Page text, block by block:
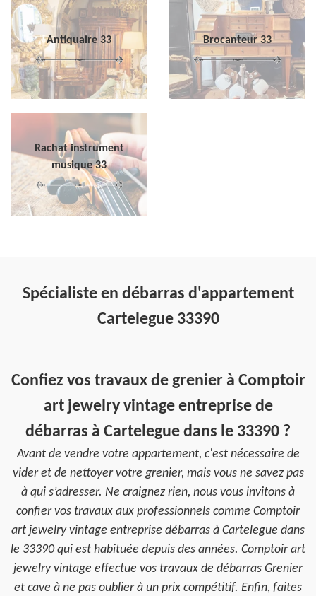
Antiquaire 33 Brocanteur 33
Rachat instrument
musique 33
Spécialiste en débarras d'appartement
Cartelegue 33390
Confiez vos travaux de grenier à Comptoir
art jewelry vintage entreprise de
débarras à Cartelegue dans le 33390 ?
Avant de vendre votre appartement, c'est nécessaire de
vider et de nettoyer votre grenier, mais vous ne savez pas
à qui s’adresser. Ne craignez rien, nous vous invitons à
confier vos travaux aux professionnels comme Comptoir
art jewelry vintage entreprise débarras à Cartelegue dans
le 33390 qui est habituée depuis des années. Comptoir art
jewelry vintage effectue vos travaux de débarras Grenier
et cave à ne pas oublier à un prix compétitif. Enfin, faites